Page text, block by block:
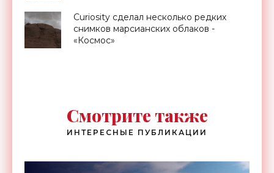
Curiosity сделал несколько редких
снимков марсианских облаков -
«Космос»
Смотрите также
ИНТЕРЕСНЫЕ ПУБЛИКАЦИИ